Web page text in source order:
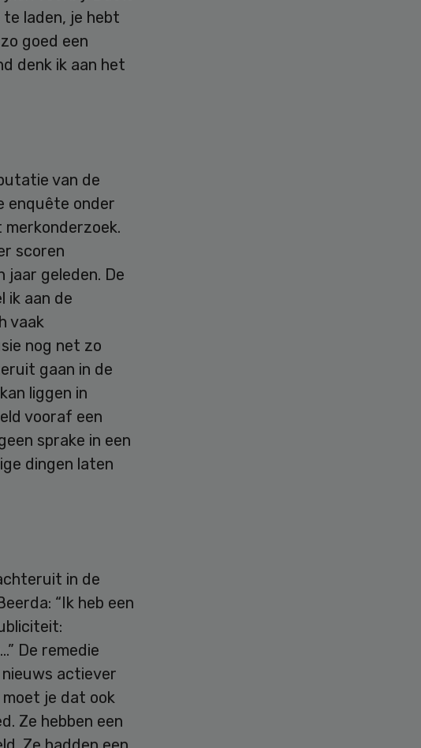
laden, je hebt
goed een
denk ik aan het
van de
enquête onder
scoren
jaar geleden. De
ik aan de
vaak
nog net zo
gaan in de
liggen in
vooraf een
sprake in een
dingen laten
in de
“Ik heb een
De remedie
actiever
je dat ook
Ze hebben een